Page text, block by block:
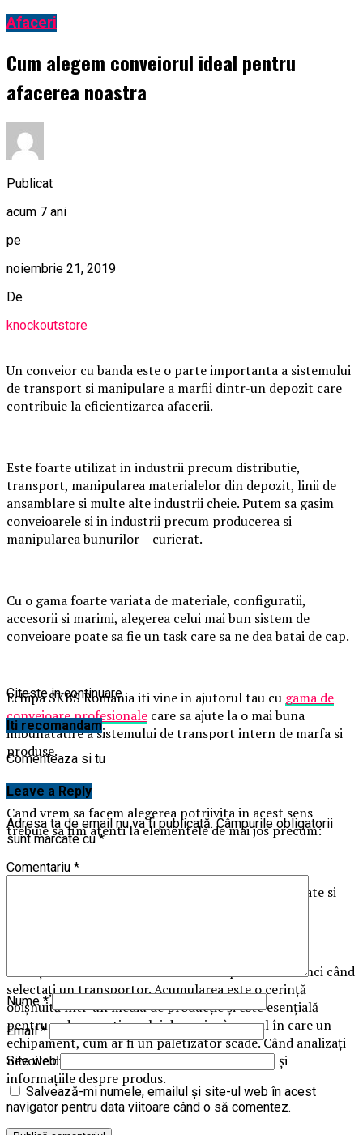
Afaceri
Cum alegem conveiorul ideal pentru
afacerea noastra
Publicat
acum 7 ani
pe
noiembrie 21, 2019
De
knockoutstore
Un conveior cu banda este o parte importanta a sistemului
de transport si manipulare a marfii dintr-un depozit care
contribuie la eficientizarea afacerii.
Este foarte utilizat in industrii precum distributie,
transport, manipularea materialelor din depozit, linii de
ansamblare si multe alte industrii cheie. Putem sa gasim
conveioarele si in industrii precum producerea si
manipularea bunurilor – curierat.
Cu o gama foarte variata de materiale, configuratii,
accesorii si marimi, alegerea celui mai bun sistem de
conveioare poate sa fie un task care sa ne dea batai de cap.
Echipa SKBS Romania iti vine in ajutorul tau cu gama de
conveioare profesionale care sa ajute la o mai buna
imbunatatire a sistemului de transport intern de marfa si
produse.
Cand vrem sa facem alegerea potriivita in acest sens
trebuie sa fim atenti la elementele de mai jos precum:
Dimensiunile produselor care urmeaza a fi manipulate si
Cerințele de acumulare sunt foarte importante atunci când
selectați un transportor. Acumularea este o cerință
obișnuită într-un mediu de producție și este esențială
pentru reducerea timpului de oprire în cazul în care un
echipament, cum ar fi un paletizator scade. Când analizați
nevoile dvs. de acumulare, luați în considerare și
informațiile despre produs.
Citeste in continuare
Iti recomandam
Comenteaza si tu
Leave a Reply
Adresa ta de email nu va fi publicată. Câmpurile obligatorii
sunt marcate cu*
Comentariu *
Nume *
Email*
Site web
Salvează-mi numele, emailul și site-ul web în acest
navigator pentru data viitoare când o să comentez.